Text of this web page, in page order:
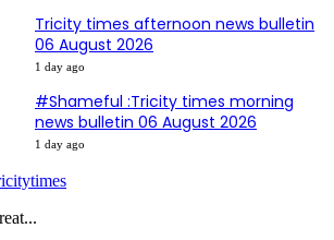
Tricity times afternoon news bulletin
06 August 2026
1 day ago
#Shameful :Tricity times morning
news bulletin 06 August 2026
1 day ago